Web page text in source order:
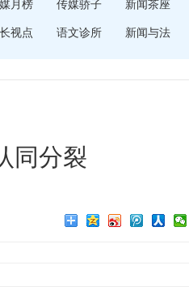
月榜 传媒骄子 新闻茶座
视点 语文诊所 新闻与法
同分裂